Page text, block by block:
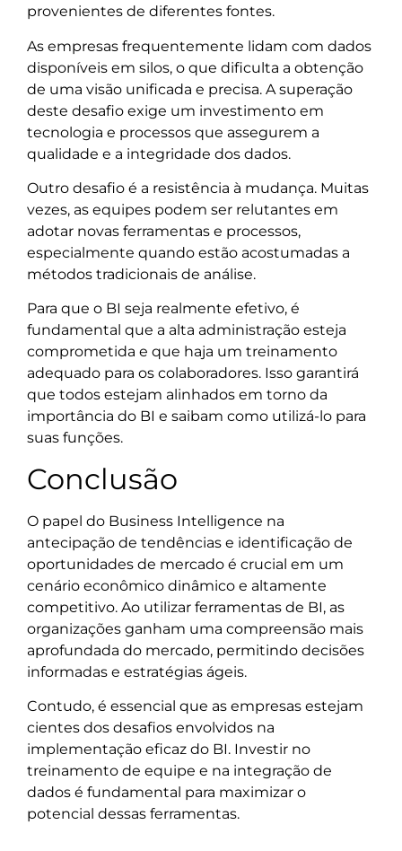
provenientes de diferentes fontes.
As empresas frequentemente lidam com dados
disponíveis em silos, o que dificulta a obtenção
de uma visão unificada e precisa. A superação
deste desafio exige um investimento em
tecnologia e processos que assegurem a
qualidade e a integridade dos dados.
Outro desafio é a resistência à mudança. Muitas
vezes, as equipes podem ser relutantes em
adotar novas ferramentas e processos,
especialmente quando estão acostumadas a
métodos tradicionais de análise.
Para que o BI seja realmente efetivo, é
fundamental que a alta administração esteja
comprometida e que haja um treinamento
adequado para os colaboradores. Isso garantirá
que todos estejam alinhados em torno da
importância do BI e saibam como utilizá-lo para
suas funções.
Conclusão
O papel do Business Intelligence na
antecipação de tendências e identificação de
oportunidades de mercado é crucial em um
cenário econômico dinâmico e altamente
competitivo. Ao utilizar ferramentas de BI, as
organizações ganham uma compreensão mais
aprofundada do mercado, permitindo decisões
informadas e estratégias ágeis.
Contudo, é essencial que as empresas estejam
cientes dos desafios envolvidos na
implementação eficaz do BI. Investir no
treinamento de equipe e na integração de
dados é fundamental para maximizar o
potencial dessas ferramentas.